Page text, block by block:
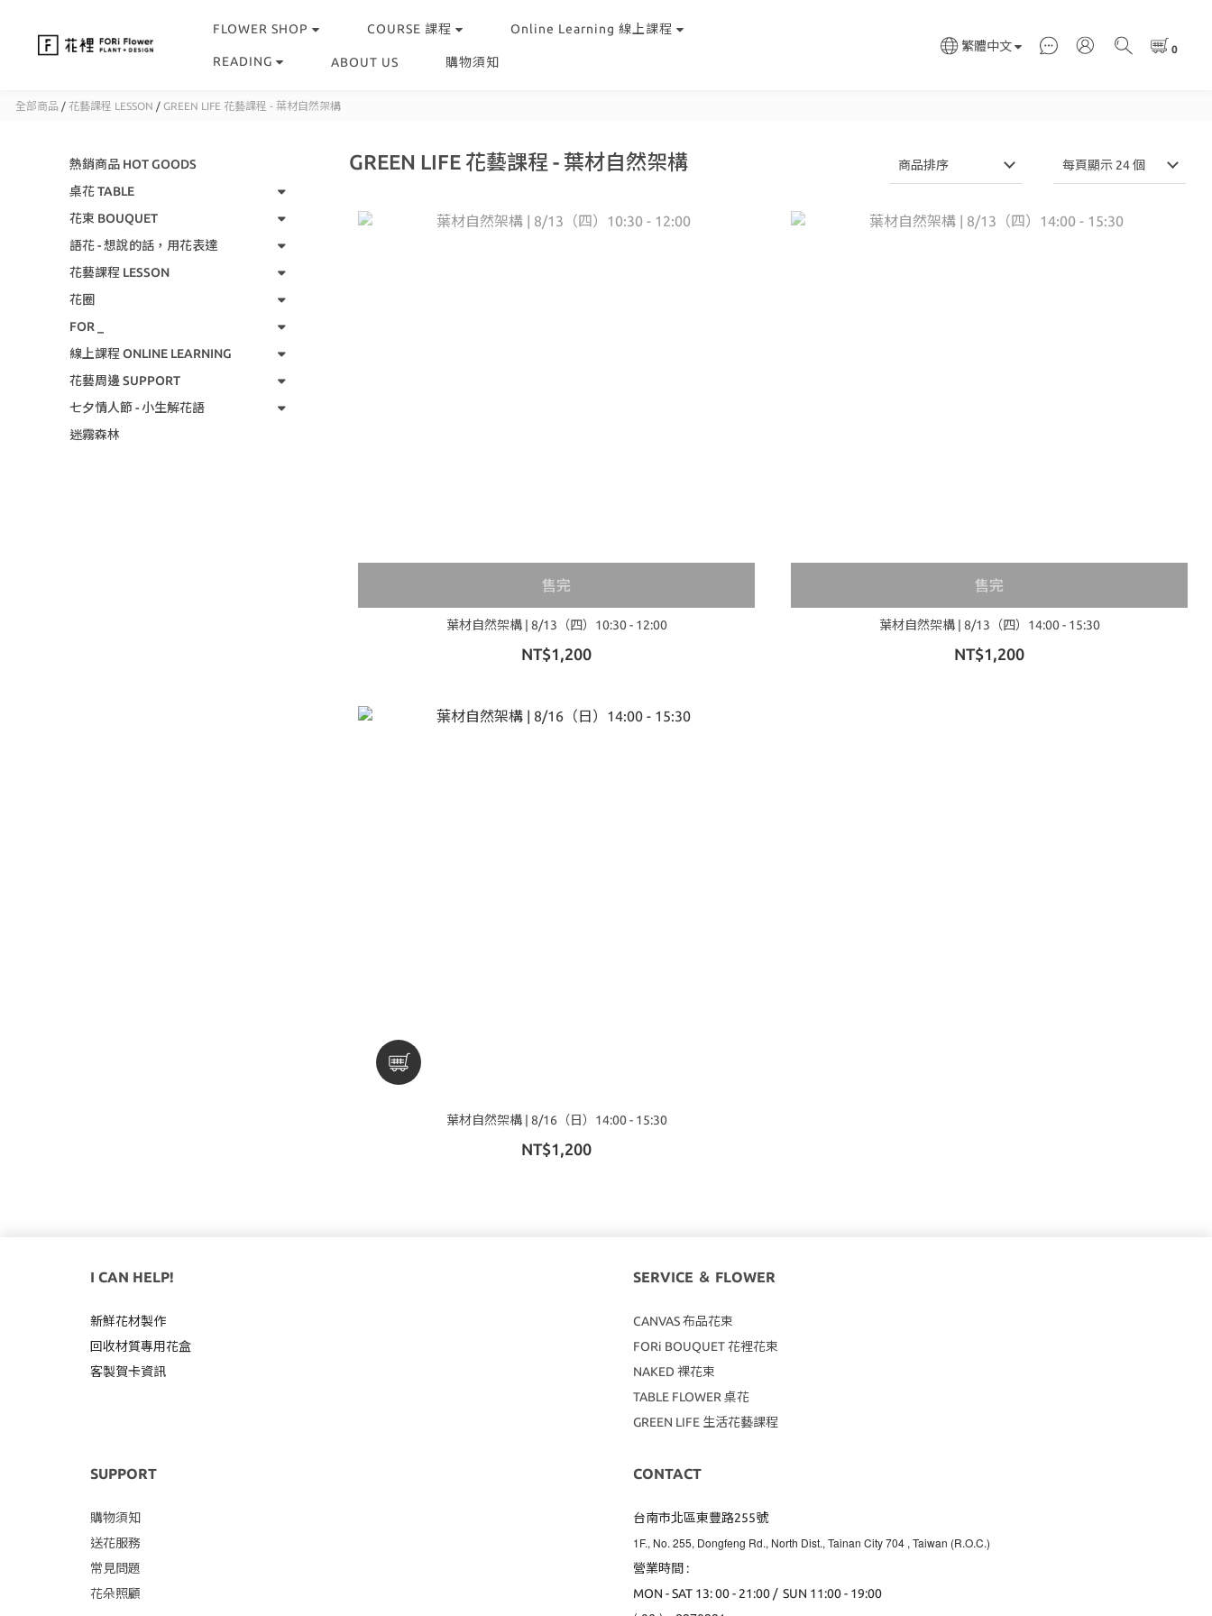
FLOWER SHOP COURSE 課程 Online Learning 線上課程
READING ABOUT US 購物須知
繁體中文
全部商品 / 花藝課程 LESSON / GREEN LIFE 花藝課程 - 葉材自然架構
熱銷商品 HOT GOODS
桌花 TABLE
花束 BOUQUET
語花 - 想說的話，用花表達
花藝課程 LESSON
花圈
FOR _
線上課程 ONLINE LEARNING
花藝周邊 SUPPORT
七夕情人節 - 小生解花語
迷霧森林
GREEN LIFE 花藝課程 - 葉材自然架構 商品排序 每頁顯示 24 個
售完
葉材自然架構 | 8/13（四）10:30 - 12:00
NT$1,200
售完
葉材自然架構 | 8/13（四）14:00 - 15:30
NT$1,200
葉材自然架構 | 8/16（日）14:00 - 15:30
NT$1,200
I CAN HELP!
新鮮花材製作
回收材質專用花盒
客製賀卡資訊
SERVICE ＆ FLOWER
CANVAS布品花束
FORi BOUQUET 花裡花束
NAKED 裸花束
TABLE FLOWER 桌花
GREEN LIFE 生活花藝課程
SUPPORT
購物須知
送花服務
常見問題
花朵照顧
CONTACT
台南市北區東豐路255號
1F., No. 255, Dongfeng Rd., North Dist., Tainan City 704 , Taiwan (R.O.C.)
營業時間 :
MON - SAT 13: 00 - 21:00 / SUN 11:00 - 19:00